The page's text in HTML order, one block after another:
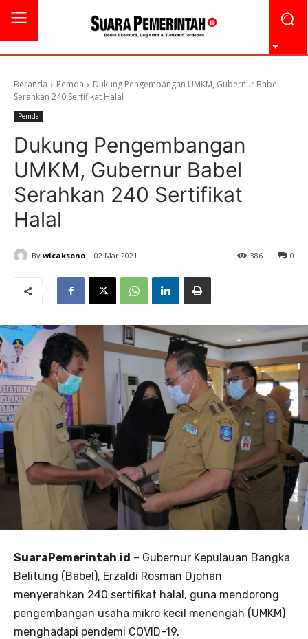
Beranda Pemda
Dukung Pengembangan UMKM, Gubernur Babel
Serahkan 240 Sertifikat Halal
Pemda
Dukung Pengembangan
UMKM, Gubernur Babel
Serahkan 240 Sertifikat
Halal
By wicaksono 02 Mar 2021 0
386
SuaraPemerintah.id – Gubernur Kepulauan Bangka
Belitung (Babel), Erzaldi Rosman Djohan
menyerahkan 240 sertifikat halal, guna mendorong
pengembangan usaha mikro kecil menengah (UMKM)
menghadapi pendemi COVID-19.